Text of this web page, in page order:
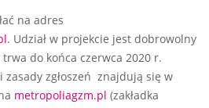
na adres
. Udział w projekcie jest dobrowolny
do końca czerwca 2020 r.
zgłoszeń znajdują się w
metropoliagzm.pl (zakładka